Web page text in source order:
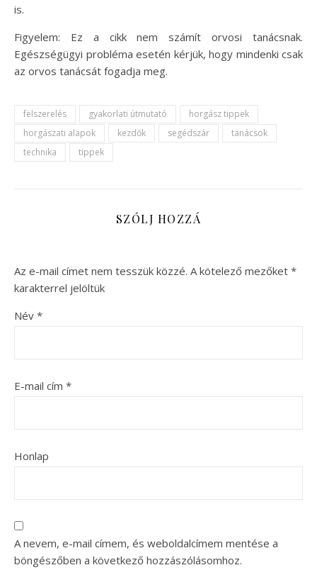
is.
Figyelem: Ez a cikk nem számít orvosi tanácsnak.
Egészségügyi probléma esetén kérjük, hogy mindenki csak
az orvos tanácsát fogadja meg.
felszerelés gyakorlati útmutató
horgász tippek
horgászati alapok
kezdők segédszár
tanácsok
technika
tippek
SZÓLJ HOZZÁ
Az e-mail címet nem tesszük közzé. A kötelező mezőket *
karakterrel jelöltük
Név *
E-mail cím *
Honlap
A nevem, e-mail címem, és weboldalcímem mentése a
böngészőben a következő hozzászólásomhoz.